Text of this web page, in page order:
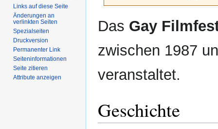
Navigation
Suche
Das Gay
zwischen 1987
veranstaltet.
Geschichte
Links auf diese Seite
Änderungen an
verlinkten Seiten
Spezialseiten
Druckversion
Permanenter Link
Seiten­­informationen
Seite zitieren
Attribute anzeigen